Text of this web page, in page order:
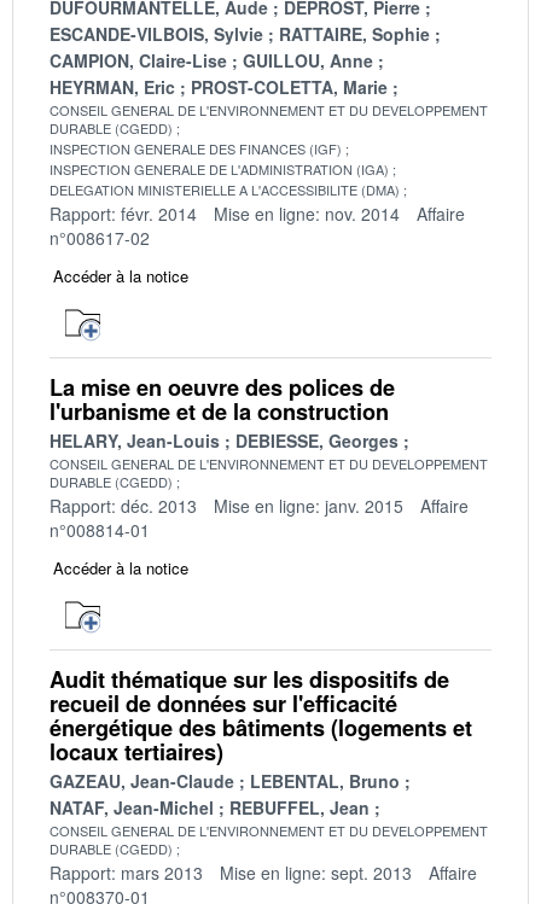
DUFOURMANTELLE, Aude
DEPROST, Pierre
ESCANDE-VILBOIS, Sylvie
RATTAIRE, Sophie
CAMPION, Claire-Lise
GUILLOU, Anne
HEYRMAN, Eric
PROST-COLETTA, Marie
CONSEIL GENERAL DE L'ENVIRONNEMENT ET DU DEVELOPPEMENT
DURABLE (CGEDD)
INSPECTION GENERALE DES FINANCES (IGF)
INSPECTION GENERALE DE L'ADMINISTRATION (IGA)
DELEGATION MINISTERIELLE A L'ACCESSIBILITE (DMA)
Rapport: févr. 2014 Mise en ligne: nov. 2014
Affaire
n°008617-02
Accéder à la notice
La mise en oeuvre des polices de
l'urbanisme et de la construction
HELARY, Jean-Louis DEBIESSE, Georges
CONSEIL GENERAL DE L'ENVIRONNEMENT ET DU DEVELOPPEMENT
DURABLE (CGEDD)
Rapport: déc. 2013 Mise en ligne: janv. 2015
Affaire
n°008814-01
Accéder à la notice
Audit thématique sur les dispositifs de
recueil de données sur l'efficacité
énergétique des bâtiments (logements et
locaux tertiaires)
GAZEAU, Jean-Claude
LEBENTAL, Bruno
NATAF, Jean-Michel
REBUFFEL, Jean
CONSEIL GENERAL DE L'ENVIRONNEMENT ET DU DEVELOPPEMENT
DURABLE (CGEDD)
Rapport: mars 2013 Mise en ligne: sept. 2013
Affaire
n°008370-01